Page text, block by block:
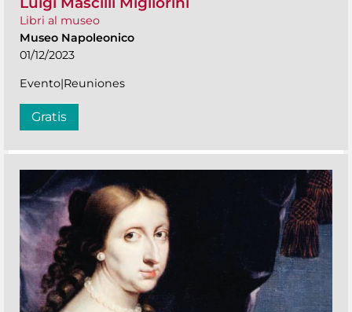
Libri al museo
Museo Napoleonico
01/12/2023
Evento|Reuniones
Gratis